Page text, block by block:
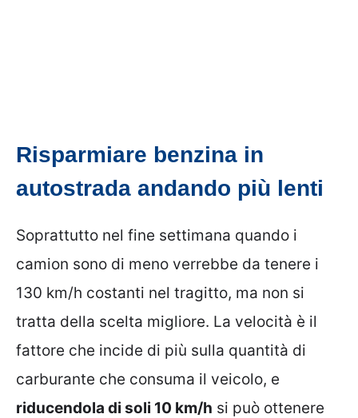
Risparmiare benzina in
autostrada andando più lenti
Soprattutto nel fine settimana quando i
camion sono di meno verrebbe da tenere i
130 km/h costanti nel tragitto, ma non si
tratta della scelta migliore. La velocità è il
fattore che incide di più sulla quantità di
carburante che consuma il veicolo, e
riducendola di soli 10 km/h si può ottenere